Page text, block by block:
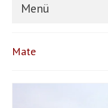
Menü
Mate